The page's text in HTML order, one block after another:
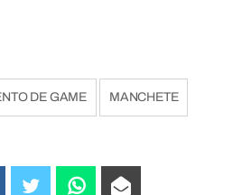
DE GAME MANCHETE